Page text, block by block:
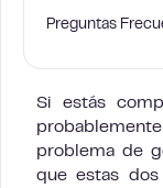
Preguntas
Si estás
problema de
que estas dos